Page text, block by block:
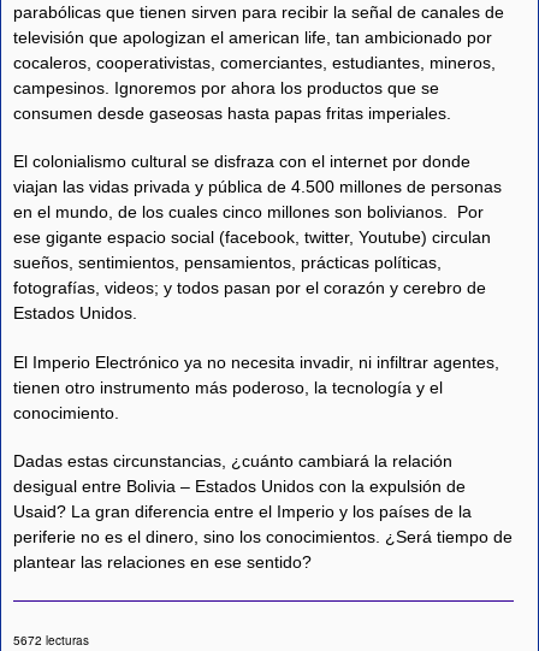
parabólicas que tienen sirven para recibir la señal de canales de
televisión que apologizan el american life, tan ambicionado por
cocaleros, cooperativistas, comerciantes, estudiantes, mineros,
campesinos. Ignoremos por ahora los productos que se
consumen desde gaseosas hasta papas fritas imperiales.
El colonialismo cultural se disfraza con el internet por donde
viajan las vidas privada y pública de 4.500 millones de personas
en el mundo, de los cuales cinco millones son bolivianos. Por
ese gigante espacio social (facebook, twitter, Youtube) circulan
sueños, sentimientos, pensamientos, prácticas políticas,
fotografías, videos; y todos pasan por el corazón y cerebro de
Estados Unidos.
El Imperio Electrónico ya no necesita invadir, ni infiltrar agentes,
tienen otro instrumento más poderoso, la tecnología y el
conocimiento.
Dadas estas circunstancias, ¿cuánto cambiará la relación
desigual entre Bolivia – Estados Unidos con la expulsión de
Usaid? La gran diferencia entre el Imperio y los países de la
periferie no es el dinero, sino los conocimientos. ¿Será tiempo de
plantear las relaciones en ese sentido?
5672 lecturas